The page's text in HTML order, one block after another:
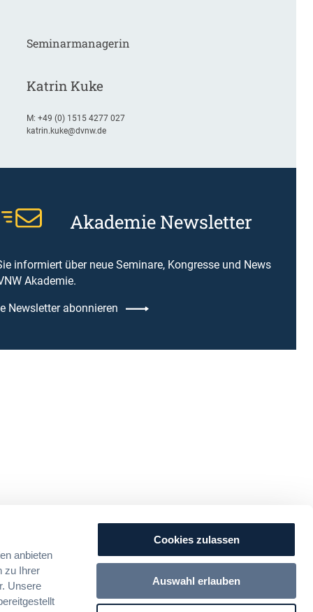
anbieten
zu Ihrer
Unsere
Cookies zulassen
Auswahl erlauben
Seminarmanagerin
Katrin Kuke
M: +49 (0) 1515 4277 027
katrin.kuke@dvnw.de
Akademie Newsletter
informiert über neue Seminare, Kongresse und News
Akademie.
Newsletter abonnieren